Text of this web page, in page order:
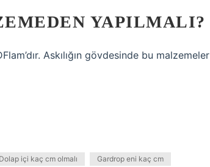
YAPILMALI?
Askılığın gövdesinde bu malzemeler
Dolap içi kaç cm olmalı Gardrop eni kaç cm